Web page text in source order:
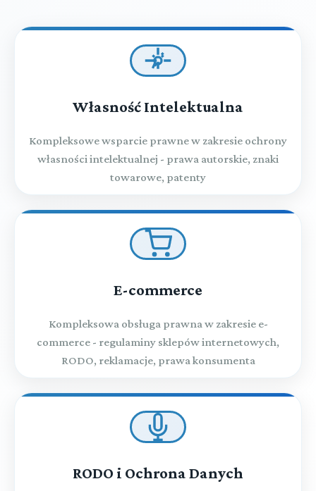
Własność Intelektualna
Kompleksowe wsparcie prawne w zakresie ochrony
własności intelektualnej - prawa autorskie, znaki
towarowe, patenty
E-commerce
Kompleksowa obsługa prawna w zakresie e-
commerce - regulaminy sklepów internetowych,
RODO, reklamacje, prawa konsumenta
RODO i Ochrona Danych